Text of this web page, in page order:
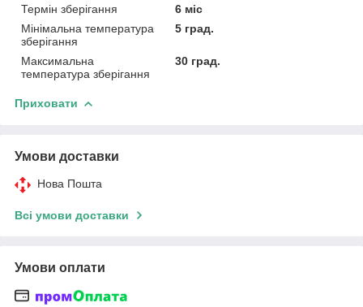
Термін зберігання
6 міс
Мінімальна температура
зберігання
5 град.
Максимальна
температура зберігання
30 град.
Приховати
Умови доставки
Нова Пошта
Всі умови доставки
Умови оплати